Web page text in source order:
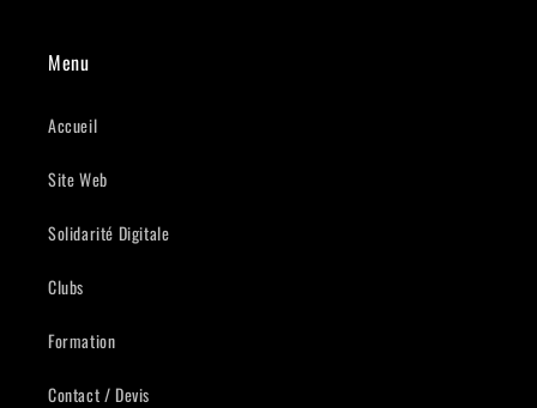
Menu
Accueil
Site Web
Solidarité Digitale
Clubs
Formation
Contact / Devis